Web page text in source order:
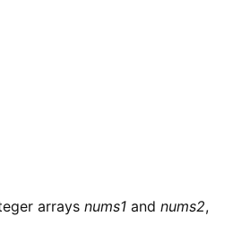
arrays nums1 and nums2,